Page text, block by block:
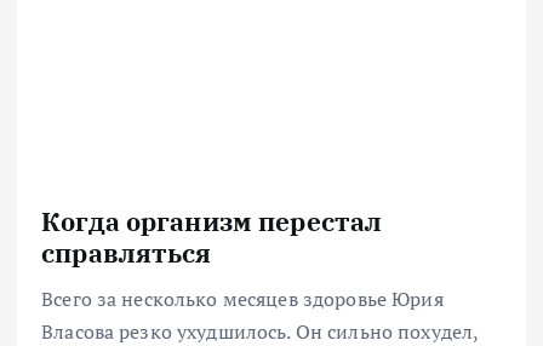
Когда организм перестал
справляться
Всего за несколько месяцев здоровье Юрия
Власова резко ухудшилось. Он сильно похудел,